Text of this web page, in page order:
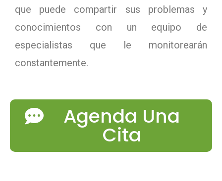
que puede compartir sus problemas y
conocimientos con un equipo de
especialistas que le monitorearán
constantemente.
Agenda Una
Cita